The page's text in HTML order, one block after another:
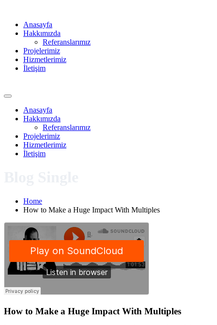
Anasayfa
Hakkımızda
Referanslarımız
Projelerimiz
Hizmetlerimiz
İletişim
Anasayfa
Hakkımızda
Referanslarımız
Projelerimiz
Hizmetlerimiz
İletişim
Home
How to Make a Huge Impact With Multiples
How to Make a Huge Impact With Multiples